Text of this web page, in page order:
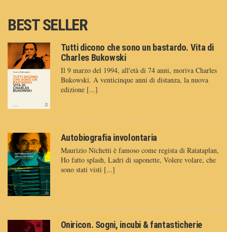
BEST SELLER
Tutti dicono che sono un bastardo. Vita di
Charles Bukowski
Il 9 marzo del 1994, all'età di 74 anni, moriva Charles
Bukowski. A venticinque anni di distanza, la nuova
edizione [...]
Autobiografia involontaria
Maurizio Nichetti è famoso come regista di Ratataplan,
Ho fatto splash, Ladri di saponette, Volere volare, che
sono stati visti [...]
Oniricon. Sogni, incubi & fantasticherie